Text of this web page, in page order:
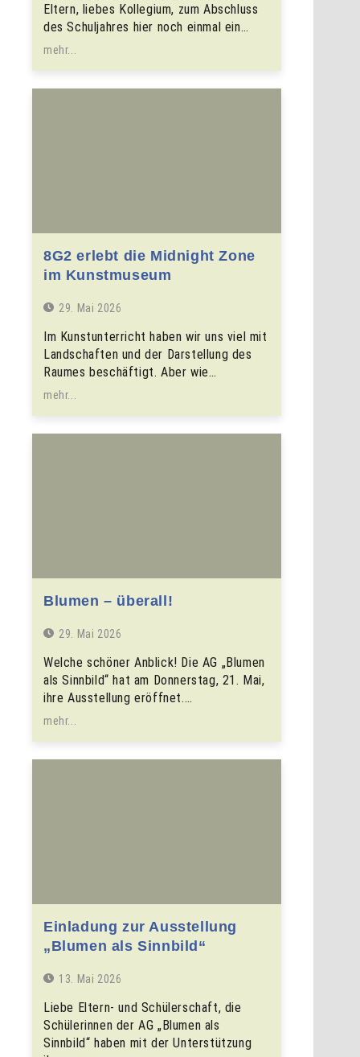
Eltern, liebes Kollegium, zum Abschluss
des Schuljahres hier noch einmal ein…
mehr...
8G2 erlebt die Midnight Zone
im Kunstmuseum
29. Mai 2026
Im Kunstunterricht haben wir uns viel mit
Landschaften und der Darstellung des
Raumes beschäftigt. Aber wie…
mehr...
Blumen – überall!
29. Mai 2026
Welche schöner Anblick! Die AG „Blumen
als Sinnbild“ hat am Donnerstag, 21. Mai,
ihre Ausstellung eröffnet.…
mehr...
Einladung zur Ausstellung
„Blumen als Sinnbild“
13. Mai 2026
Liebe Eltern- und Schülerschaft, die
Schülerinnen der AG „Blumen als
Sinnbild“ haben mit der Unterstützung